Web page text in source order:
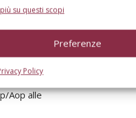
su questi scopi
Preferenze
Policy
la possibilità di
costitutori e
Aop alle